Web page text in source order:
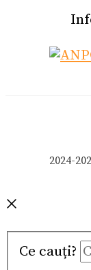
2024-
Ce cauți?